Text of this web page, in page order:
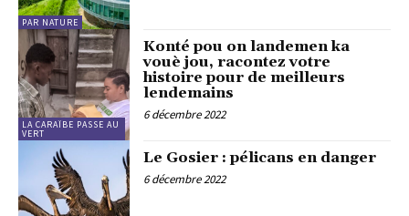
PAR NATURE
LA CARAÏBE PASSE AU
VERT
Konté pou on landemen ka
vouè jou, racontez votre
histoire pour de meilleurs
lendemains
6 décembre 2022
Le Gosier : pélicans en danger
6 décembre 2022